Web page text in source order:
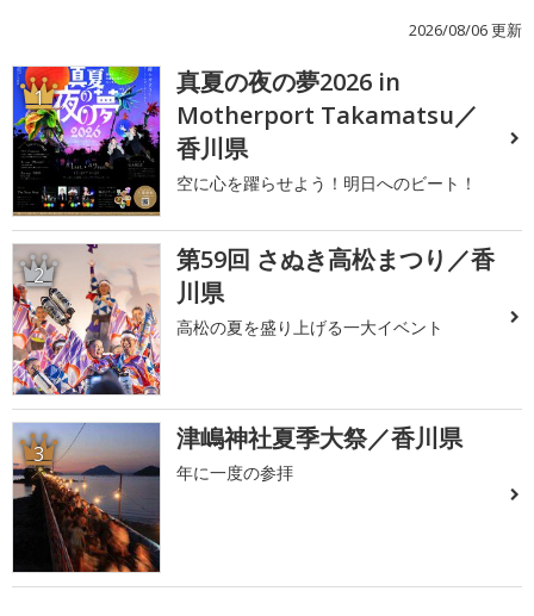
2026/08/06 更新
1
真夏の夜の夢2026 in
Motherport Takamatsu／
香川県
空に心を躍らせよう！明日へのビート！
2
第59回 さぬき高松まつり／香
川県
高松の夏を盛り上げる一大イベント
3 津嶋神社夏季大祭／香川県
年に一度の参拝